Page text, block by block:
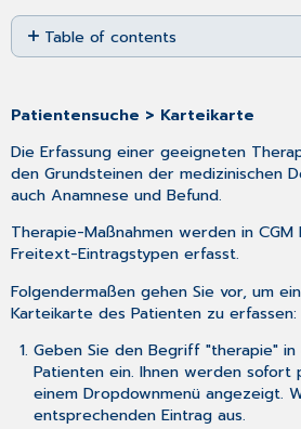
Save
as
PDF
Table of contents
No
Patientensuche > Karteikarte
Die Erfassung einer geeigneten
den Grundsteinen der medizinischen
auch Anamnese und Befund.
Therapie-Maßnahmen werden in CGM
Freitext-Eintragstypen erfasst.
Folgendermaßen gehen Sie vor, um
Karteikarte des Patienten zu erfassen:
Geben Sie den Begriff "therapie"
Patienten ein. Ihnen werden sofort
einem Dropdownmenü angezeigt.
entsprechenden Eintrag aus.